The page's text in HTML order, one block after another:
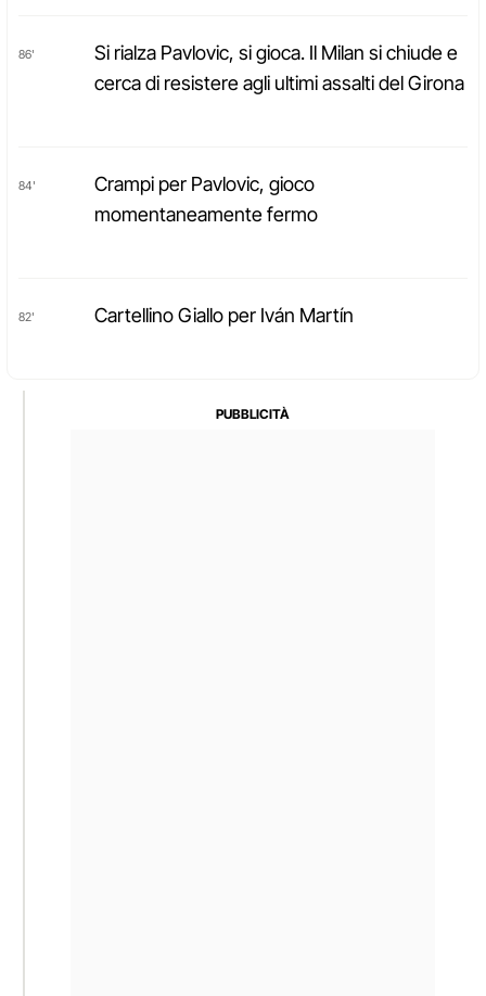
86'
Si rialza Pavlovic, si gioca. Il Milan si chiude e
cerca di resistere agli ultimi assalti del Girona
84'
Crampi per Pavlovic, gioco
momentaneamente fermo
82' Cartellino Giallo per Iván Martín